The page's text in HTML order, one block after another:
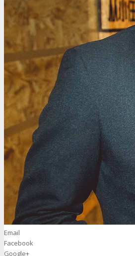
Email
Facebook
Google+